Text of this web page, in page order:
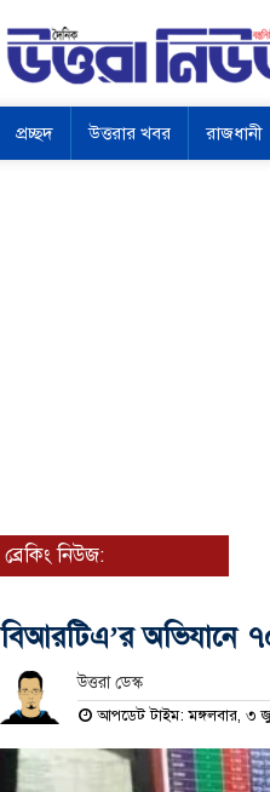
প্রচ্ছদ উত্তরার খবর রাজধানী
ব্রেকিং নিউজ:
বিআরটিএ’র অভিযানে
উত্তরা ডেস্ক
আপডেট টাইম: মঙ্গলবার, ৩